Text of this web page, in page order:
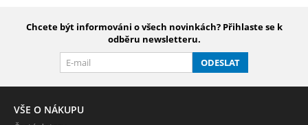
Chcete být informováni o všech novinkách? Přihlaste se k
odběru newsletteru.
ODESLAT
VŠE O NÁKUPU